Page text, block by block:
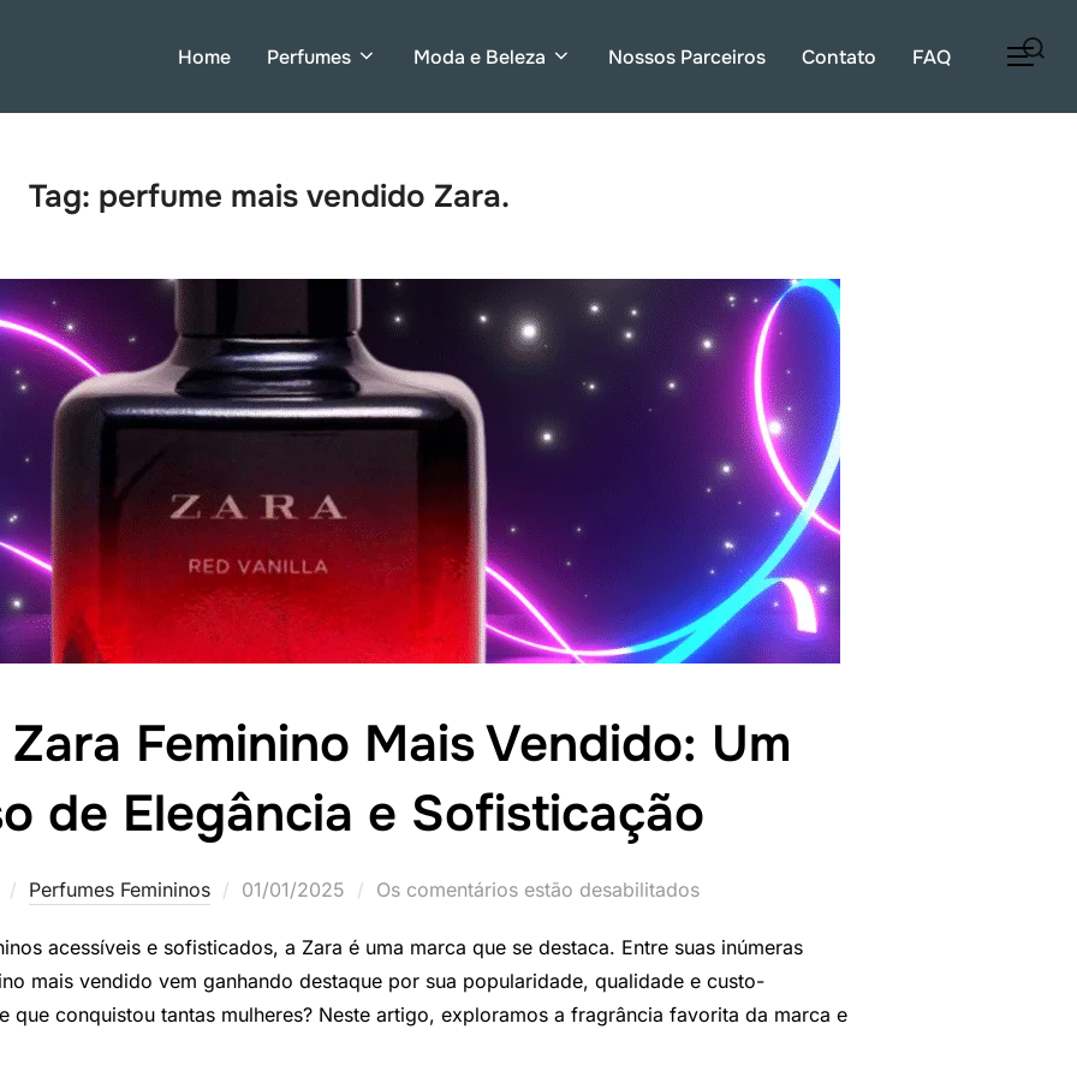
Home Perfumes Moda e Beleza Nossos Parceiros Contato FAQ
Pesquisar
Tag: perfume mais vendido Zara.
Feminino Mais Vendido: Um
de Elegância e Sofisticação
Perfumes Femininos
Postado
01/01/2025 Os comentários estão desabilitados
acessíveis e sofisticados, a Zara é uma marca que se destaca. Entre suas inúmeras
mais vendido vem ganhando destaque por sua popularidade, qualidade e custo-
que conquistou tantas mulheres? Neste artigo, exploramos a fragrância favorita da marca e